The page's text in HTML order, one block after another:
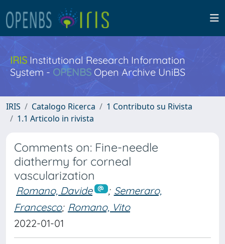
IRISInstitutional Research Information
System - OPENBS Open Archive UniBS
IRIS Catalogo Ricerca
1 Contributo su Rivista
1.1 Articolo in rivista
Comments on: Fine-needle
diathermy for corneal
vascularization
Romano, Davide ; Semeraro,
Francesco; Romano, Vito
2022-01-01